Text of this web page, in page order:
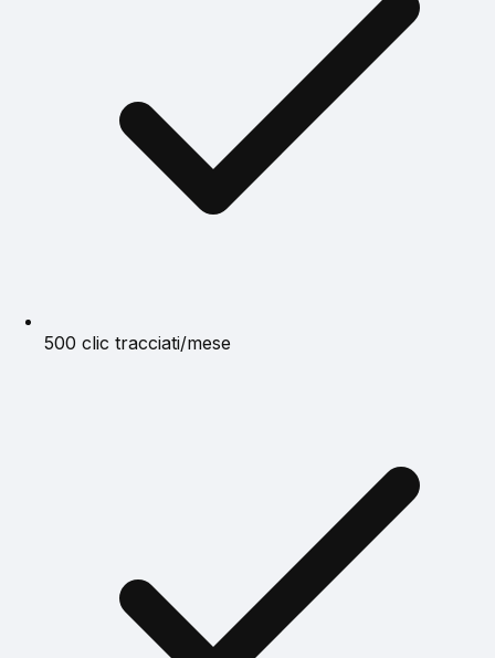
500 clic tracciati/mese